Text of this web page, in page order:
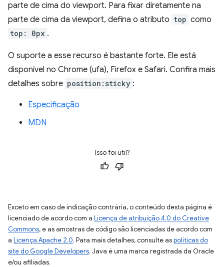
parte de cima do viewport. Para fixar diretamente na
parte de cima da viewport, defina o atributo top como
top: 0px .
O suporte a esse recurso é bastante forte. Ele está
disponível no Chrome (ufa), Firefox e Safari. Confira mais
detalhes sobre position:sticky :
Especificação
MDN
Isso foi útil?
Exceto em caso de indicação contrária, o conteúdo desta página é
licenciado de acordo com a Licença de atribuição 4.0 do Creative
Commons, e as amostras de código são licenciadas de acordo com
a Licença Apache 2.0. Para mais detalhes, consulte aspolíticas do
site do Google Developers. Java é uma marca registrada da Oracle
e/ou afiliadas.